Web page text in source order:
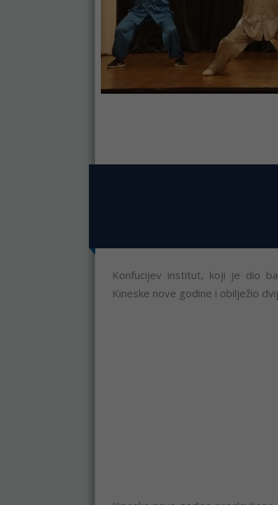
Konfucijev institut, koji je dio
Kineske nove godine i obilježio